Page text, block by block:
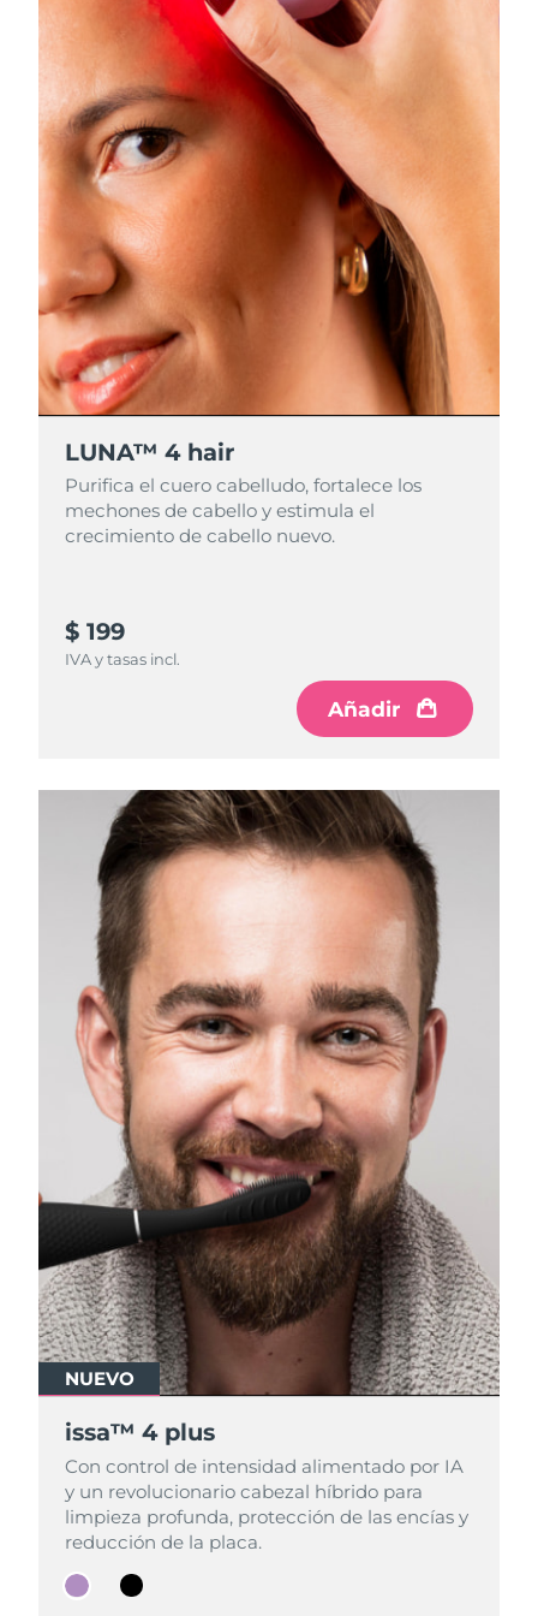
LUNA™ 4 hair
Purifica el cuero cabelludo, fortalece los
mechones de cabello y estimula el
crecimiento de cabello nuevo.
$ 199
IVA y tasas incl.
Añadir
NUEVO
issa™ 4 plus
Con control de intensidad alimentado por IA
y un revolucionario cabezal híbrido para
limpieza profunda, protección de las encías y
reducción de la placa.
NUEVO
issa™ 4 plus
Con control de intensidad alimentado por IA
y un revolucionario cabezal híbrido para
limpieza profunda, protección de las encías y
reducción de la placa.